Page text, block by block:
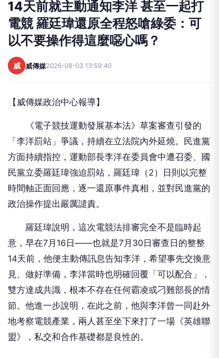
14天前就主動通知李洋 甚至一起打
電競 羅廷瑋還原全程怒嗆綠委：可
以不要操作得這麼噁心嗎？
威 威傳媒2026-08-03 13:59:40
【威傳媒政治中心報導】
《電子競技運動發展基本法》草案審查引發的
「李洋罰站」爭議，持續在立法院內外延燒。民進黨
方面持續指控，運動部長李洋在委員會中遭召委、國
民黨立委羅廷瑋強迫罰站，羅廷瑋（2）日則以完整
時間軸正面回應，逐一還原事件真相，並對民進黨的
政治操作提出嚴厲譴責。
羅廷瑋說明，這次電競法排審完全不是臨時起
意，早在7月16日——也就是7月30日審查日的整整
14天前，他便主動傳訊息告知李洋，希望事先交換意
見、做好準備，李洋當時也明確回覆「可以配合」，
雙方達成共識，根本不存在任何霸凌或刁難部長的情
節。他進一步說明，在此之前，他與李洋曾一同赴外
地考察電競產業，兩人甚至坐下來打了一場《英雄聯
盟》，私交和合作基礎都是良性的。